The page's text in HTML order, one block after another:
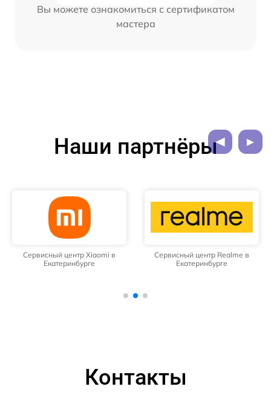
Вы можете ознакомиться с сертификатом
мастера
Наши партнёры
Сервисный центр Xiaomi в
Екатеринбурге
Сервисный центр Realme в
Екатеринбурге
Контакты